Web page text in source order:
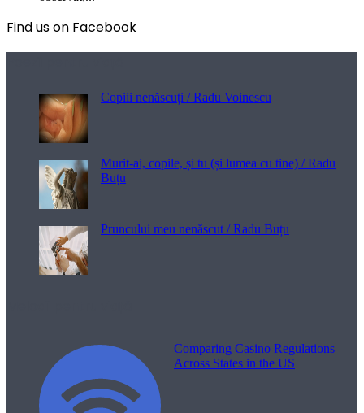
Find us on Facebook
Copiii nenăscuți / Radu Voinescu
Murit-ai, copile, și tu (și lumea cu tine) / Radu
Buțu
Pruncului meu nenăscut / Radu Buțu
Comparing Casino Regulations
Across States in the US